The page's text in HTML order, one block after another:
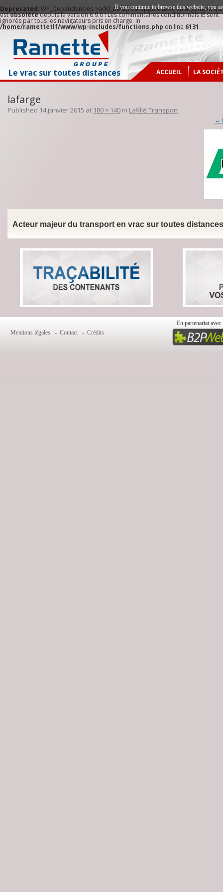
Deprecated: WP_Dependencies->add_data() est appelé avec un argument qui
estobsolètedepuis la version 6.9.0 ! Les commentaires conditionnels IE sont
ignorés par tous les navigateurs pris en charge. in
/home/ramettetlf/www/wp-includes/functions.php on line 6131
Le vrac sur toutes distances ACCUEIL
LA
NOTRE
lafarge
Published 14 janvier 2015 at 180 × 140 in Lafillé Transport.
←
Acteur majeur du transport en vrac sur toutes
Mentions légales - Contact - Crédits
En partenariat avec
If you continue to browse this website, you